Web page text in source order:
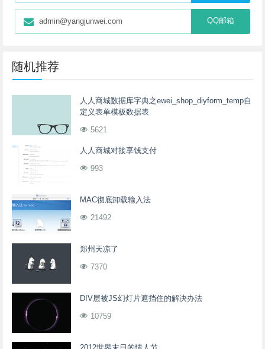
admin@yangjunwei.com QQ邮箱
随机推荐
人人商城数据库字典之ewei_shop_diyform_temp自
定义表单模板数据表
5621
人人商城对接享钱支付
993
MAC彻底卸载输入法
21492
郑州天凉了
7370
DIV层被JS幻灯片遮挡住的解决办法
10759